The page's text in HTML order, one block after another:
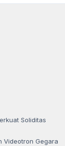
Soliditas
Videotron Gegara